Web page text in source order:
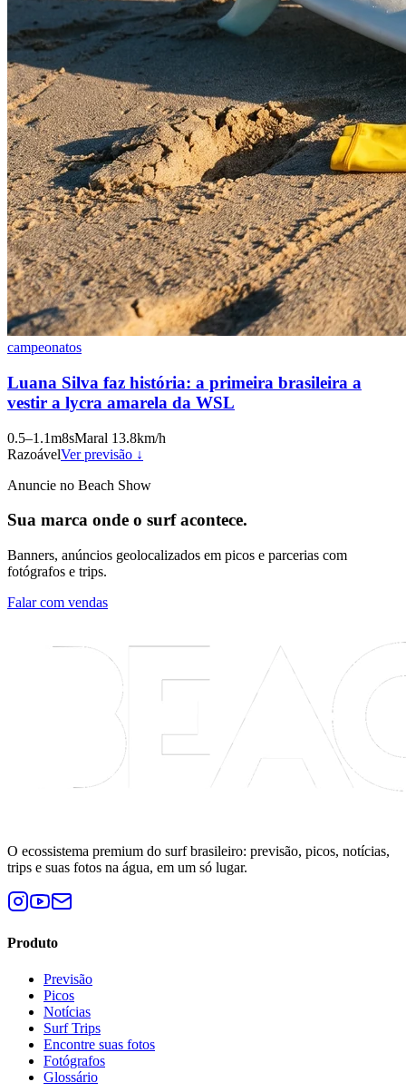
campeonatos
Luana Silva faz história: a primeira brasileira a
vestir a lycra amarela da WSL
0.5–1.1m8sMaral 13.8km/h
RazoávelVer previsão ↓
Anuncie no Beach Show
Sua marca onde o surf acontece.
Banners, anúncios geolocalizados em picos e parcerias com
fotógrafos e trips.
Falar com vendas
O ecossistema premium do surf brasileiro: previsão, picos, notícias,
trips e suas fotos na água, em um só lugar.
Produto
Previsão
Picos
Notícias
Surf Trips
Encontre suas fotos
Fotógrafos
Glossário